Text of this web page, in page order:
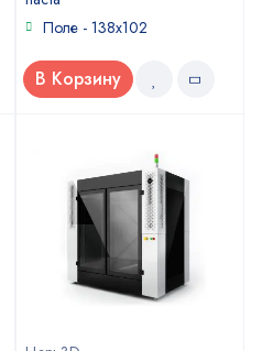
Поле - 138x102
В Корзину